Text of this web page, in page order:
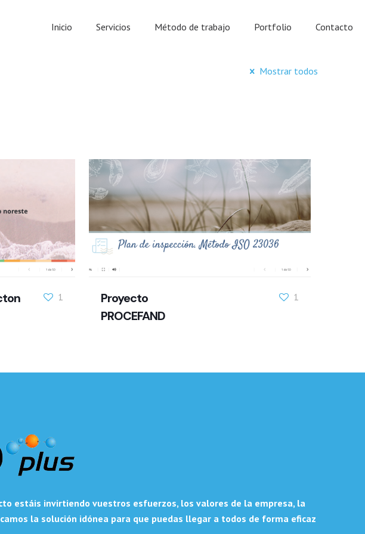
Inicio Servicios Método de trabajo Portfolio Contacto
Mostrar todos
1
Proyecto
PROCEFAND
1
estáis invirtiendo vuestros esfuerzos, los valores de la empresa, la
la solución idónea para que puedas llegar a todos de forma eficaz